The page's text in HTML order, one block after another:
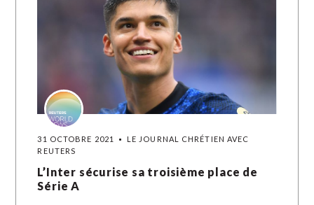
31 OCTOBRE 2021
LE JOURNAL CHRÉTIEN AVEC
REUTERS
L’Inter sécurise sa troisième place de
Série A